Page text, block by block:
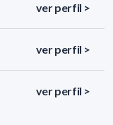
ver perfil >
ver perfil >
ver perfil >